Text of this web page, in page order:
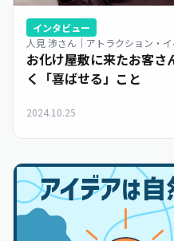
インタビュー
人見 渉さん｜アトラクション・
お化け屋敷に来たお客さ
く「喜ばせる」こと
2024.10.25